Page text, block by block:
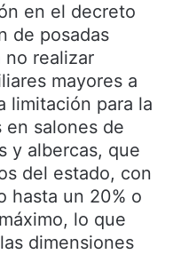
en el decreto
de posadas
no realizar
mayores a
limitación para la
salones de
y albercas, que
del estado, con
hasta un 20% o
lo que
dimensiones